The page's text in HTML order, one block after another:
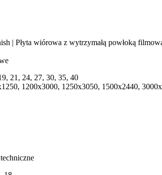
21, 24, 27, 30, 35, 40
1200х3000, 1250х3050, 1500х2440,